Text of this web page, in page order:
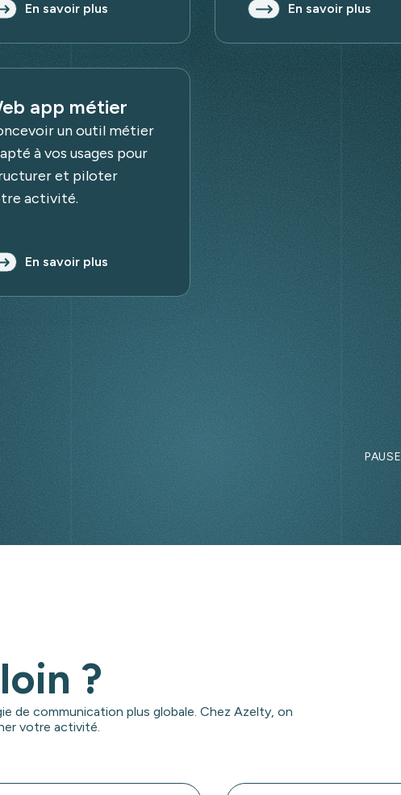
En savoir plus En savoir plus
app métier
un outil métier
à vos usages pour
et piloter
activité.
En savoir plus
PAUSE
?
de communication plus globale. Chez Azelty, on
votre activité.